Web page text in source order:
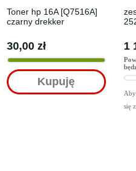
Toner hp 16A [Q7516A]
czarny drekker
30,00 zł
Kupuję
1
się